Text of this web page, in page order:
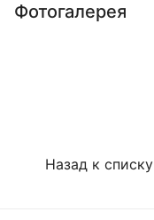
Фотогалерея
Назад к списку